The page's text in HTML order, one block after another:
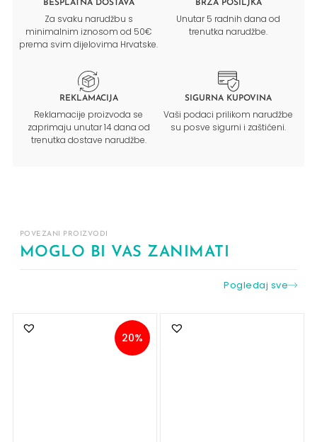
BESPLATNA DOSTAVA
Za svaku narudžbu s
minimalnim iznosom od 50€
prema svim dijelovima Hrvatske.
BRZA POŠILJKA
Unutar 5 radnih dana od
trenutka narudžbe.
REKLAMACIJA
Reklamacije proizvoda se
zaprimaju unutar 14 dana od
trenutka dostave narudžbe.
SIGURNA KUPOVINA
Vaši podaci prilikom narudžbe
su posve sigurni i zaštićeni.
POVEZANI PROIZVODI
MOGLO BI VAS ZANIMATI
Pogledaj sve
20%